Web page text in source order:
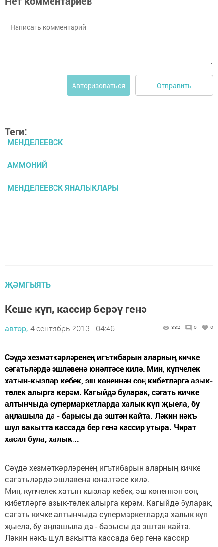
Авторизоваться Отправить
Теги:
МЕНДЕЛЕЕВСК
АММОНИЙ
МЕНДЕЛЕЕВСК ЯНАЛЫКЛАРЫ
ҖӘМГЫЯТЬ
Кеше күп, кассир берәү генә
автор, 4 сентябрь 2013 - 04:46 882 0 0
Сәүдә хезмәткәрләренең игътибарын аларның кичке
сәгатьләрдә эшләвенә юнәлтәсе килә. Мин, күпчелек
хатын-кызлар кебек, эш көненнән соң кибетләргә азык-
төлек алырга керәм. Кагыйдә буларак, сәгать кичке
алтынчыда супермаркетларда халык күп җыела, бу
аңлашыла да - барысы да эштән кайта. Ләкин нәкъ
шул вакытта кассада бер генә кассир утыра. Чират
хасил була, халык...
Сәүдә хезмәткәрләренең игътибарын аларның кичке
сәгатьләрдә эшләвенә юнәлтәсе килә.
Мин, күпчелек хатын-кызлар кебек, эш көненнән соң
кибетләргә азык-төлек алырга керәм. Кагыйдә буларак,
сәгать кичке алтынчыда супермаркетларда халык күп
җыела, бу аңлашыла да - барысы да эштән кайта.
Ләкин нәкъ шул вакытта кассада бер генә кассир